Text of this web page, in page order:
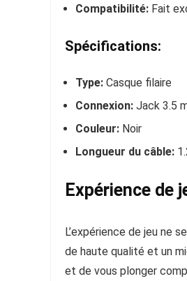
Compatibilité: Fait
Spécifications:
Type: Casque filaire
Connexion: Jack 3.5
Couleur: Noir
Longueur du câble:
Expérience de
L’expérience de jeu ne
de haute qualité et un
et de vous plonger